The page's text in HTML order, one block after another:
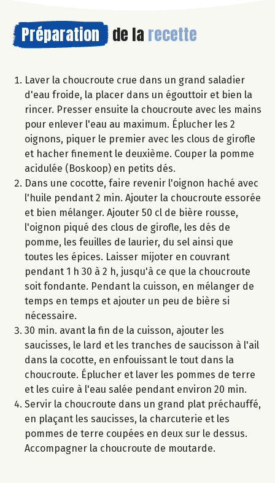
Préparation de la recette
Laver la choucroute crue dans un grand saladier
d'eau froide, la placer dans un égouttoir et bien la
rincer. Presser ensuite la choucroute avec les mains
pour enlever l'eau au maximum. Éplucher les 2
oignons, piquer le premier avec les clous de girofle
et hacher finement le deuxième. Couper la pomme
acidulée (Boskoop) en petits dés.
Dans une cocotte, faire revenir l'oignon haché avec
l'huile pendant 2 min. Ajouter la choucroute essorée
et bien mélanger. Ajouter 50 cl de bière rousse,
l'oignon piqué des clous de girofle, les dés de
pomme, les feuilles de laurier, du sel ainsi que
toutes les épices. Laisser mijoter en couvrant
pendant 1 h 30 à 2 h, jusqu'à ce que la choucroute
soit fondante. Pendant la cuisson, en mélanger de
temps en temps et ajouter un peu de bière si
nécessaire.
30 min. avant la fin de la cuisson, ajouter les
saucisses, le lard et les tranches de saucisson à l'ail
dans la cocotte, en enfouissant le tout dans la
choucroute. Éplucher et laver les pommes de terre
et les cuire à l'eau salée pendant environ 20 min.
Servir la choucroute dans un grand plat préchauffé,
en plaçant les saucisses, la charcuterie et les
pommes de terre coupées en deux sur le dessus.
Accompagner la choucroute de moutarde.